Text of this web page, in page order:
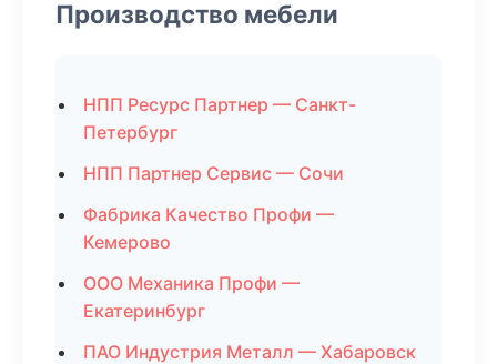
Производство мебели
НПП Ресурс Партнер — Санкт-
Петербург
НПП Партнер Сервис — Сочи
Фабрика Качество Профи —
Кемерово
ООО Механика Профи —
Екатеринбург
ПАО Индустрия Металл — Хабаровск